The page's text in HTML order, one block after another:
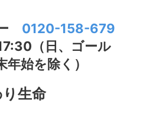
0120-158-679
（日、ゴール
始を除く）
生命